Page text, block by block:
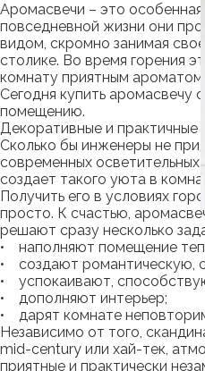
Аромасвечи – это особенная
повседневной жизни они
видом, скромно занимая
столике. Во время горения
комнату приятным
Сегодня купить аромасвечу
помещению.
Декоративные и практичные
Сколько бы инженеры не
современных осветительных
создает такого уюта в
Получить его в условиях
просто. К счастью,
решают сразу несколько
• наполняют помещение
• создают романтическую,
• успокаивают,
• дополняют интерьер;
• дарят комнате
Независимо от того,
mid-century или хай-тек,
приятные и практически